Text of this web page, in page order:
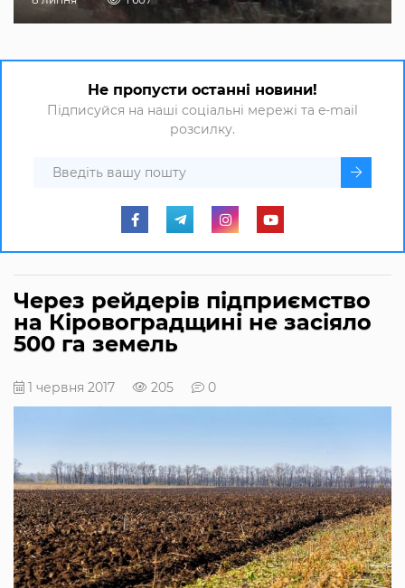
Не пропусти останні новини!
Підписуйся на наші соціальні мережі та e-mail
розсилку.
Через рейдерів підприємство
на Кіровоградщині не засіяло
500 га земель
1 червня 2017 205 0